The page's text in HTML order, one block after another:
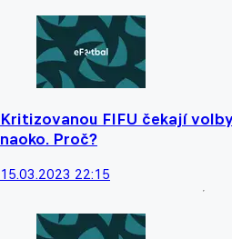
Kritizovanou FIFU čekají
naoko. Proč?
15.03.2023 22:15